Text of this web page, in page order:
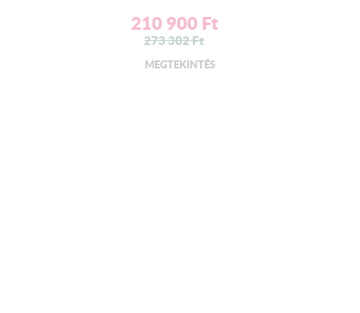
210 900 Ft
273 302Ft
MEGTEKINTÉS